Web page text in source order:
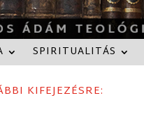
SPIRITUALITÁS
KIFEJEZÉSRE: